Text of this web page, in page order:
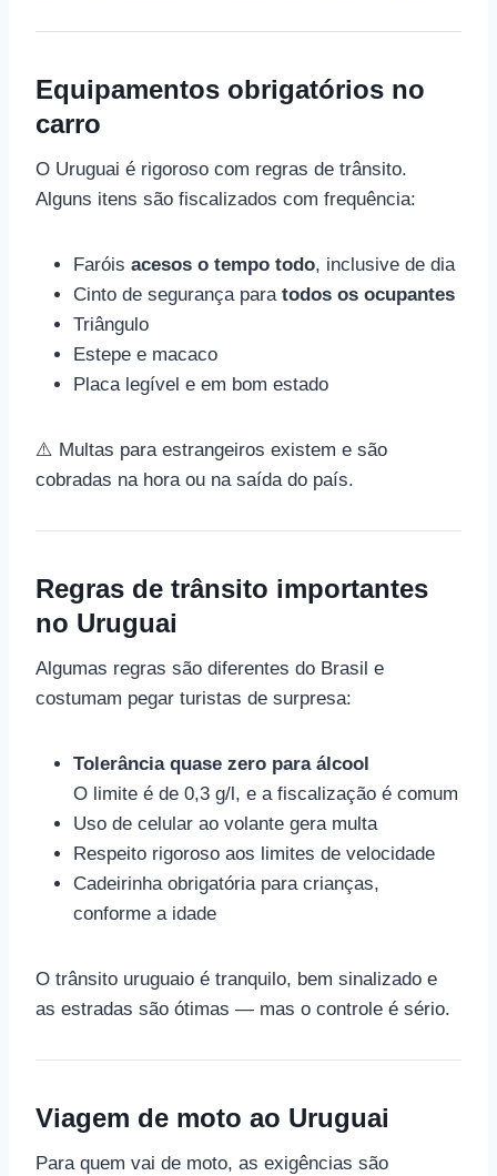
Equipamentos obrigatórios no
carro
O Uruguai é rigoroso com regras de trânsito.
Alguns itens são fiscalizados com frequência:
Faróis acesos o tempo todo, inclusive de dia
Cinto de segurança para todos os ocupantes
Triângulo
Estepe e macaco
Placa legível e em bom estado
⚠️ Multas para estrangeiros existem e são
cobradas na hora ou na saída do país.
Regras de trânsito importantes
no Uruguai
Algumas regras são diferentes do Brasil e
costumam pegar turistas de surpresa:
Tolerância quase zero para álcool
O limite é de 0,3 g/l, e a fiscalização é comum
Uso de celular ao volante gera multa
Respeito rigoroso aos limites de velocidade
Cadeirinha obrigatória para crianças,
conforme a idade
O trânsito uruguaio é tranquilo, bem sinalizado e
as estradas são ótimas — mas o controle é sério.
Viagem de moto ao Uruguai
Para quem vai de moto, as exigências são